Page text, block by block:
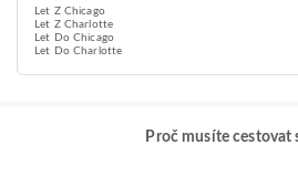
Let Z Chicago
Let Z Charlotte
Let Do Chicago
Let Do Charlotte
Proč musíte cestovat